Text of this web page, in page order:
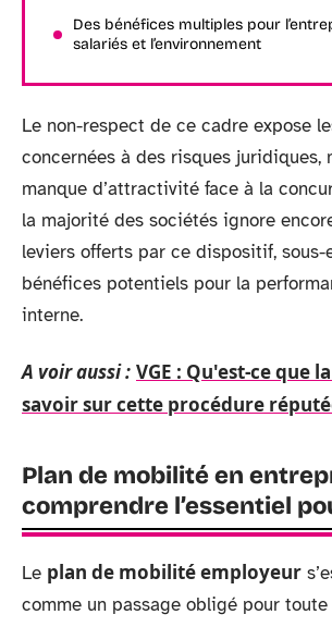
Des bénéfices multiples pour
salariés et l’environnement
Le non-respect de ce cadre expose
concernées à des risques juridiques,
manque d’attractivité face à la
la majorité des sociétés ignore
leviers offerts par ce dispositif, sous-
bénéfices potentiels pour la
interne.
A voir aussi : VGE : Qu'est-ce que
savoir sur cette procédure
Plan de mobilité en
comprendre l’essentiel
Le plan de mobilité employeur
comme un passage obligé pour